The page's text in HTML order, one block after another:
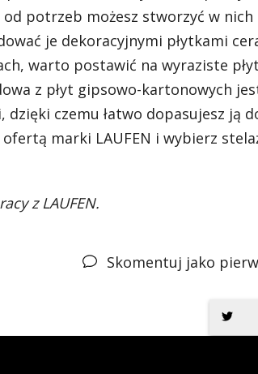
potrzeb możesz stworzyć w
je dekoracyjnymi płytkami
warto postawić na wyraziste
z płyt gipsowo-kartonowych
czemu łatwo dopasujesz ją
marki LAUFEN i wybierz
z LAUFEN.
Skomentuj jako